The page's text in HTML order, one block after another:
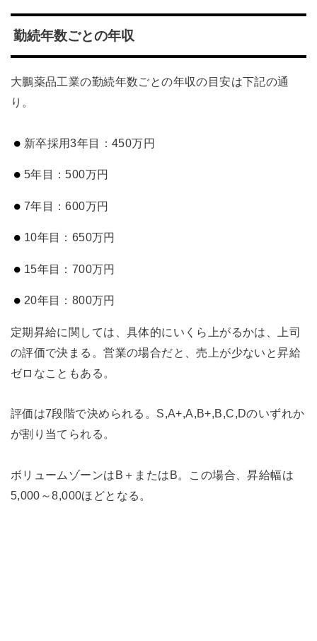
勤続年数ごとの年収
大鵬薬品工業の勤続年数ごとの年収の目安は下記の通
り。
新卒採用3年目：450万円
5年目：500万円
7年目：600万円
10年目：650万円
15年目：700万円
20年目：800万円
定期昇給に関しては、具体的にいくら上がるかは、上司
の評価で決まる。営業の場合だと、売上が少ないと昇給
ゼロなこともある。
評価は7段階で決められる。S,A+,A,B+,B,C,Dのいずれか
が割り当てられる。
ボリュームゾーンはB＋またはB。この場合、昇給幅は
5,000～8,000ほどとなる。